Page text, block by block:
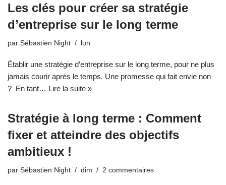
Les clés pour créer sa stratégie
d’entreprise sur le long terme
par Sébastien Night lun
Établir une stratégie d’entreprise sur le long terme, pour ne plus
jamais courir après le temps. Une promesse qui fait envie non
? En tant… Lire la suite »
Stratégie à long terme : Comment
fixer et atteindre des objectifs
ambitieux !
par Sébastien Night dim 2 commentaires